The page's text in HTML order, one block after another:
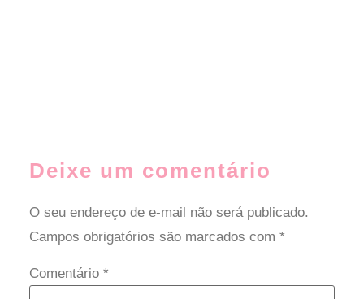
Deixe um comentário
O seu endereço de e-mail não será publicado.
Campos obrigatórios são marcados com *
Comentário *